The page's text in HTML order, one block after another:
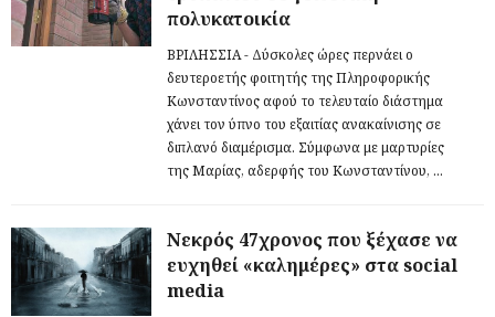
πολυκατοικία
ΒΡΙΛΗΣΣΙΑ - Δύσκολες ώρες περνάει ο
δευτεροετής φοιτητής της Πληροφορικής
Κωνσταντίνος αφού το τελευταίο διάστημα
χάνει τον ύπνο του εξαιτίας ανακαίνισης σε
διπλανό διαμέρισμα. Σύμφωνα με μαρτυρίες
της Μαρίας, αδερφής του Κωνσταντίνου, ...
Νεκρός 47χρονος που ξέχασε να
ευχηθεί «καλημέρες» στα social
media